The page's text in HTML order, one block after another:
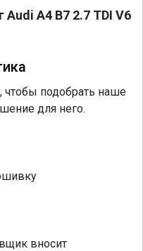
A4 B7 2.7 TDI V6
подобрать наше
для него.
вносит